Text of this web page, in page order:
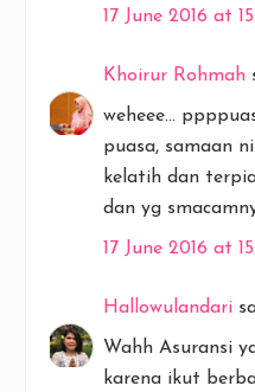
17 June 2016 at
Khoirur Rohmah
weheee...
puasa, samaan
kelatih dan
dan yg
17 June 2016 at
Hallowulandari
Wahh Asuransi
karena ikut